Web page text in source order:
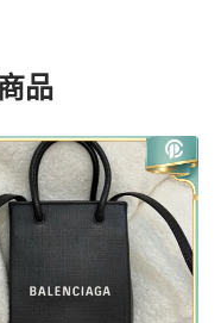
品
Balenciaga女包推薦精品